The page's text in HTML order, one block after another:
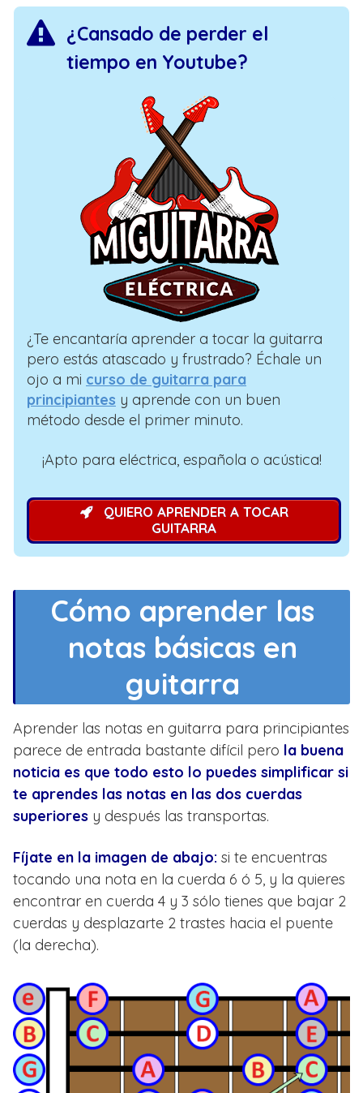
¿Cansado de perder el
tiempo en Youtube?
¿Te encantaría aprender a tocar la guitarra
pero estás atascado y frustrado? Échale un
ojo a mi curso de guitarra para
principiantes y aprende con un buen
método desde el primer minuto.
¡Apto para eléctrica, española o acústica!
QUIERO APRENDER A TOCAR
GUITARRA
Cómo aprender las
notas básicas en
guitarra
Aprender las notas en guitarra para principiantes
parece de entrada bastante difícil pero la buena
noticia es que todo esto lo puedes simplificar si
te aprendes las notas en las dos cuerdas
superiores y después las transportas.
Fíjate en la imagen de abajo: si te encuentras
tocando una nota en la cuerda 6 ó 5, y la quieres
encontrar en cuerda 4 y 3 sólo tienes que bajar 2
cuerdas y desplazarte 2 trastes hacia el puente
(la derecha).